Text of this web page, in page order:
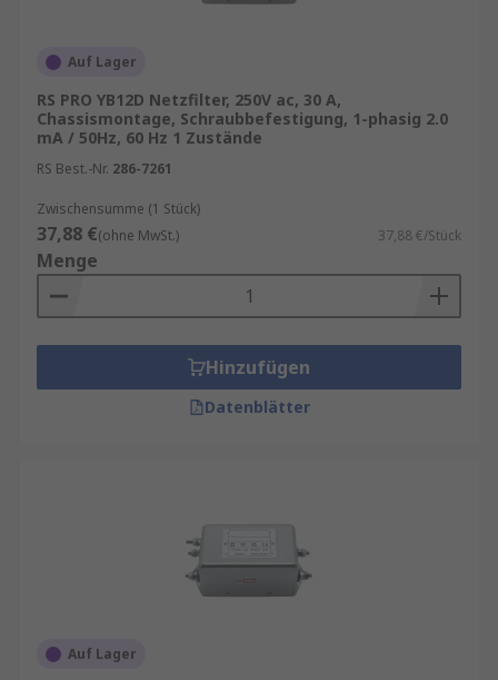
Auf Lager
RS PRO YB12D Netzfilter, 250V ac, 30 A,
Chassismontage, Schraubbefestigung, 1-phasig 2.0
mA / 50Hz, 60 Hz 1 Zustände
RS Best.-Nr. 286-7261
Zwischensumme (1 Stück)
37,88 €(ohne MwSt.) 37,88 €/Stück
Menge
Hinzufügen
Datenblätter
Auf Lager